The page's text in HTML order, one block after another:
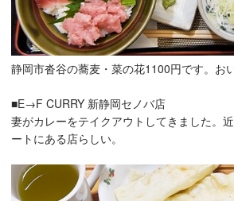
静岡市沓谷の蕎麦・菜の花1100円です。お
■E→F CURRY 新静岡セノバ店
妻がカレーをテイクアウトしてきました。
ートにある店らしい。